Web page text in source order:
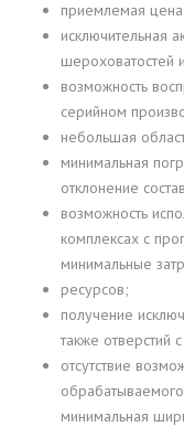
приемлемая
исключительная
шероховатостей
возможность
серийном
небольшая
минимальная
отклонение
возможность
комплексах с
минимальные
ресурсов;
получение
также
отсутствие
минимальная